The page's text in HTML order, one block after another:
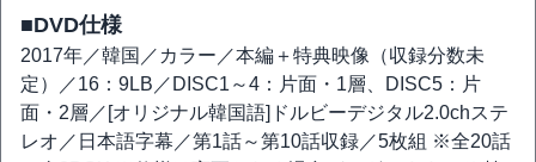
■DVD仕様
2017年／韓国／カラー／本編＋特典映像（収録分数未
定）／16：9LB／DISC1～4：片面・1層、DISC5：片
面・2層／[オリジナル韓国語]ドルビーデジタル2.0chステ
レオ／日本語字幕／第1話～第10話収録／5枚組 ※全20話